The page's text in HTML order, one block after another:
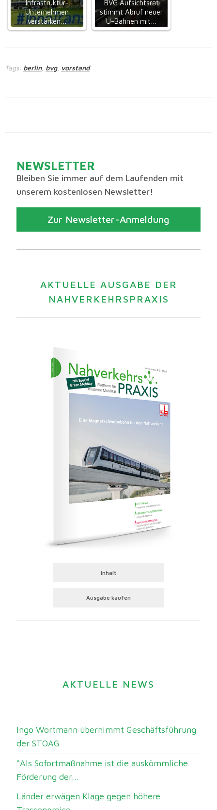
Infrastruktur-
Unternehmen
verstärken…
BVG Aufsichtsrat
stimmt Abruf neuer
U-Bahnen mit…
Tags: berlin, bvg, vorstand
NEWSLETTER
Bleiben Sie immer auf dem Laufenden mit
unserem kostenlosen Newsletter!
Zur Newsletter-Anmeldung
AKTUELLE AUSGABE DER
NAHVERKEHRSPRAXIS
Inhalt
Ausgabe kaufen
AKTUELLE NEWS
Ingo Wortmann übernimmt Geschäftsführung
der STOAG
“Als Sofortmaßnahme ist die auskömmliche
Förderung der...
Länder erwägen Klage gegen höhere